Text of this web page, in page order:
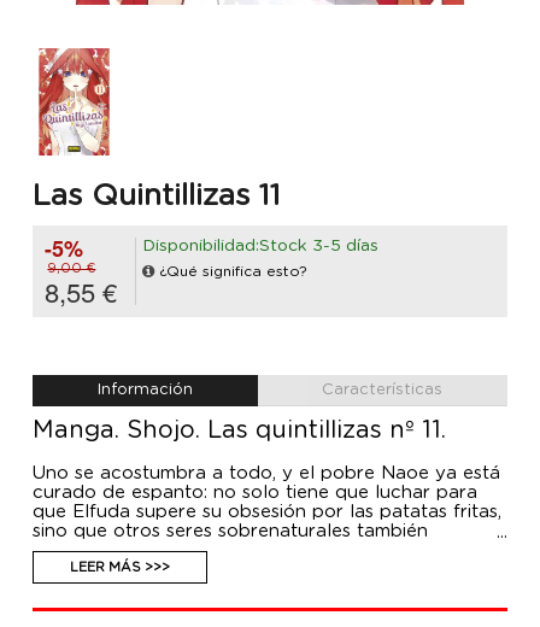
Las Quintillizas 11
-5%
9,00 €
8,55 €
Disponibilidad:Stock 3-5 días
¿Qué significa esto?
Información Características
Manga. Shojo. Las quintillizas nº 11.
Uno se acostumbra a todo, y el pobre Naoe ya está
curado de espanto: no solo tiene que luchar para
que Elfuda supere su obsesión por las patatas fritas,
sino que otros seres sobrenaturales también
requieren de sus servicios profesionales...
LEER MÁS >>>